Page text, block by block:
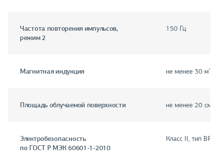
Частота повторения импульсов,
режим 2
150 Гц
Магнитная индукция не менее 30 мТл
Площадь облучаемой поверхности не менее 20 см²
Электробезопасность
по ГОСТ Р МЭК 60601-1-2010
Класс II, тип BF